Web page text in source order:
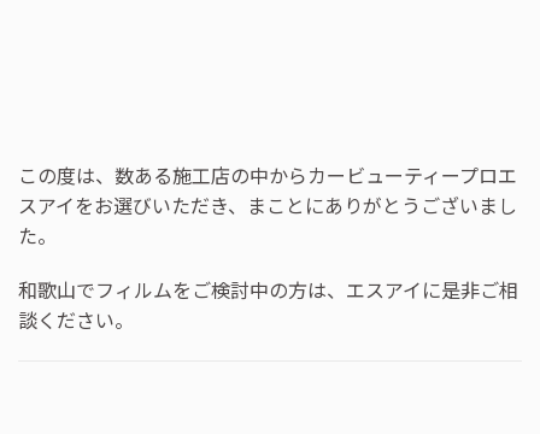
この度は、数ある施工店の中からカービューティープロエ
スアイをお選びいただき、まことにありがとうございまし
た。
和歌山でフィルムをご検討中の方は、エスアイに是非ご相
談ください。